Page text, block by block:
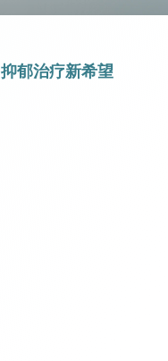
抑郁治疗新希望